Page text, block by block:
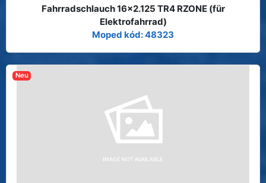
Fahrradschlauch 16x2.125 TR4 RZONE (für
Elektrofahrrad)
Moped kód: 48323
Neu